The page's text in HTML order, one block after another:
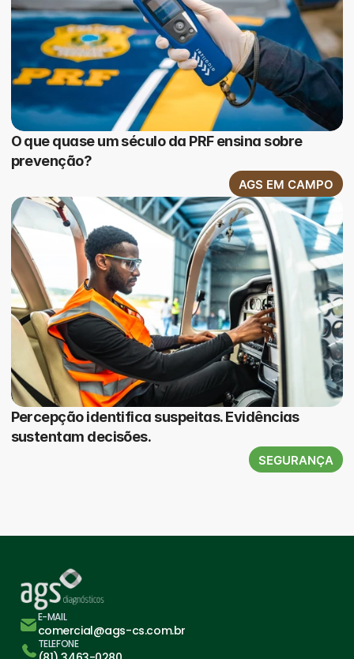
O que quase um século da PRF ensina sobre
prevenção?
AGS EM CAMPO
Percepção identifica suspeitas. Evidências
sustentam decisões.
SEGURANÇA
E-MAIL
comercial@ags-cs.com.br
TELEFONE